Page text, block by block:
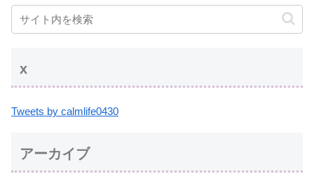
x
Tweets by calmlife0430
アーカイブ